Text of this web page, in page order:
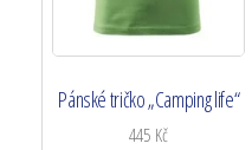
Pánské tričko „Camping life“
445 Kč